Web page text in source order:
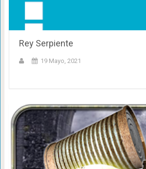
Rey Serpiente
19 Mayo, 2021